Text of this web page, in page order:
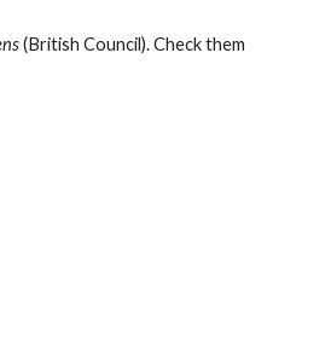
(British Council). Check them